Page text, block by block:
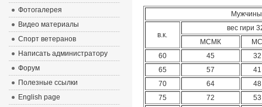
в.к.
вес гири
МСМК
60
45
32
65
57
41
70
64
48
75
72
53
Фотогалерея
Видео материалы
Спорт ветеранов
Написать администратору
Форум
Полезные ссылки
English page